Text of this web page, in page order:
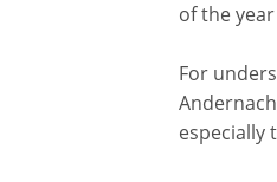
of the
For
especially